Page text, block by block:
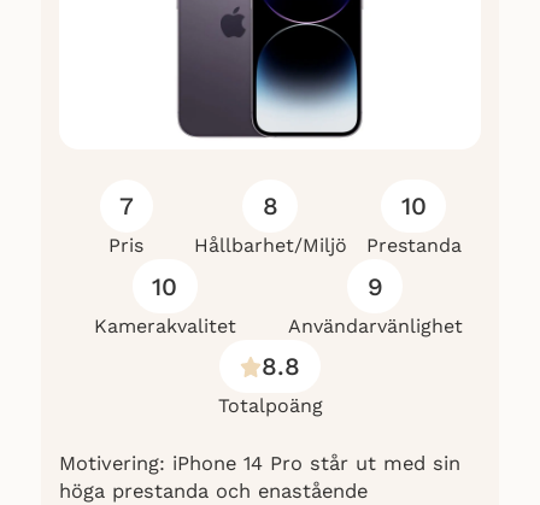
7
Pris
8
Hållbarhet/Miljö
10
Prestanda
10
Kamerakvalitet
9
Användarvänlighet
8.8
Totalpoäng
Motivering: iPhone 14 Pro står ut med sin
höga prestanda och enastående